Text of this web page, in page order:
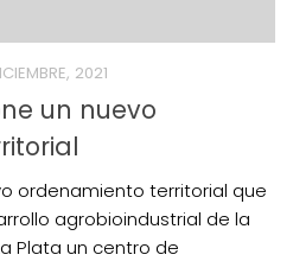
2021
un nuevo
ordenamiento territorial que
agrobioindustrial de la
Plata un centro de